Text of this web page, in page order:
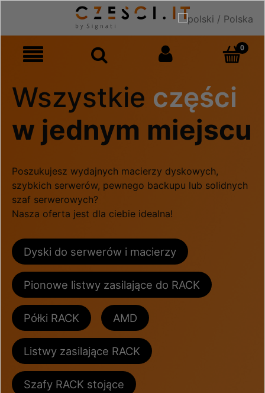
Wszystkie części
w jednym miejscu
Poszukujesz wydajnych macierzy dyskowych,
szybkich serwerów, pewnego backupu lub solidnych
szaf serwerowych?
Nasza oferta jest dla ciebie idealna!
Dyski do serwerów i macierzy
Pionowe listwy zasilające do RACK
Półki RACK AMD
Listwy zasilające RACK
Szafy RACK stojące